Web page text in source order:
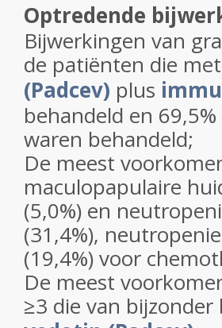
Optredende
Bijwerkingen van
de patiënten die met
(Padcev) plus
behandeld en
waren behandeld;
De meest
maculopapulaire
(5,0%) en
(31,4%),
(19,4%) voor
De meest
≥3 die van